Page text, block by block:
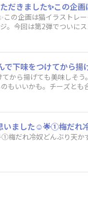
の企画は猫イラストレー
。今回は第2弾でついに
探してみてください🤗※壁
から揚げても美味しそう
もいいかも。チーズとも
も使ってみたいです。普
。​
梅だれ冷奴どんぶり天か